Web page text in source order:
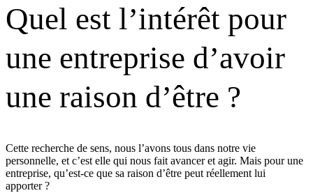
Quel est l’intérêt pour
une entreprise d’avoir
une raison d’être ?
Cette recherche de sens, nous l’avons tous dans notre vie
personnelle, et c’est elle qui nous fait avancer et agir. Mais pour une
entreprise, qu’est-ce que sa raison d’être peut réellement lui
apporter ?